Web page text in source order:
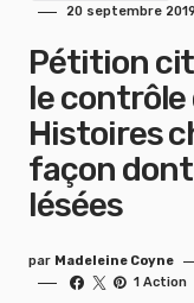
20 septembre 2019
Pétition
le contrôle
Histoires
façon
lésées
par Madeleine Coyne
1 Action